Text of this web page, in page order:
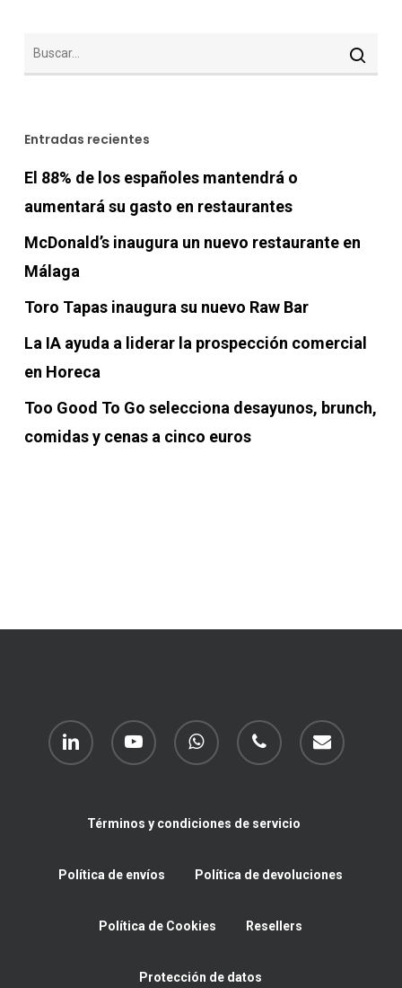
Entradas recientes
El 88% de los españoles mantendrá o
aumentará su gasto en restaurantes
McDonald’s inaugura un nuevo restaurante en
Málaga
Toro Tapas inaugura su nuevo Raw Bar
La IA ayuda a liderar la prospección comercial
en Horeca
Too Good To Go selecciona desayunos, brunch,
comidas y cenas a cinco euros
linkedin youtube whatsapp phone email
Términos y condiciones de servicio
Política de envíos Política de devoluciones
Política de Cookies Resellers
Protección de datos